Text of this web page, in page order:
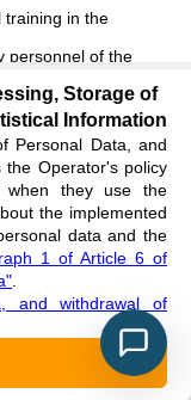
training in the
personnel of the
V.N. Vasin //
[Modern
— 2019. — № 5. — P.
podgotovki
oborony
training of military
Storage of
Information
Personal Data, and
the Operator's policy
when they use the
the implemented
data and the
1 of Article 6 of
and withdrawal of